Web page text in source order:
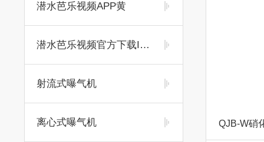
潜水芭乐视频APP黄
潜水芭乐视频官方下载IOS
射流式曝气机
离心式曝气机 QJB-W硝